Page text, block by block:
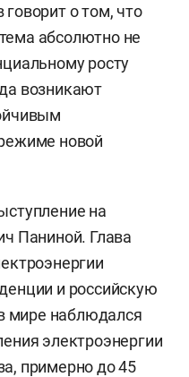
о том, что
абсолютно не
росту
возникают
новой
на
Паниной. Глава
и российскую
мире наблюдался
электроэнергии
примерно до 45